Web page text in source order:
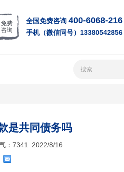
免费
咨询
全国免费咨询 400-6068-216
手机（微信同号）13380542856
是共同债务吗
：7341 2022/8/16